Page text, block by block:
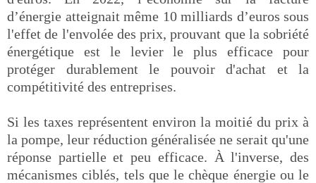
d’énergie atteignait même 10 milliards d’euros sous
l'effet de l'envolée des prix, prouvant que la sobriété
énergétique est le levier le plus efficace pour
protéger durablement le pouvoir d'achat et la
compétitivité des entreprises.
Si les taxes représentent environ la moitié du prix à
la pompe, leur réduction généralisée ne serait qu'une
réponse partielle et peu efficace. À l'inverse, des
mécanismes ciblés, tels que le chèque énergie ou le